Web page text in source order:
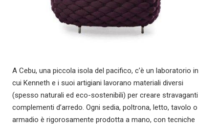
A Cebu, una piccola isola del pacifico, c’è un laboratorio in
cui Kenneth e i suoi artigiani lavorano materiali diversi
(spesso naturali ed eco-sostenibili) per creare stravaganti
complementi d’arredo. Ogni sedia, poltrona, letto, tavolo o
armadio è rigorosamente prodotta a mano, con tecniche